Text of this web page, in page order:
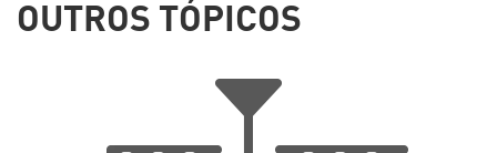
OUTROS TÓPICOS